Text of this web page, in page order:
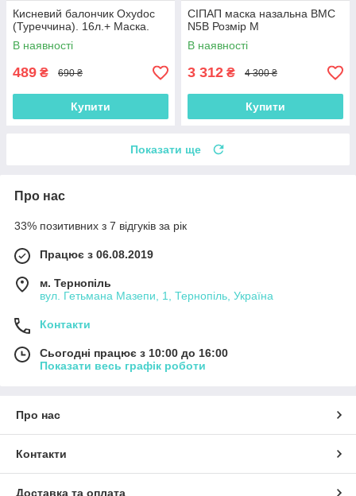
Кисневий балончик Oxydoc
(Туреччина). 16л.+ Маска.
В наявності
489 ₴ 690 ₴
Купити
СІПАП маска назальна BMC
N5B Розмір M
В наявності
3 312 ₴ 4 300 ₴
Купити
Показати ще
Про нас
33% позитивних з 7 відгуків за рік
Працює з 06.08.2019
м. Тернопіль
вул. Гетьмана Мазепи, 1, Тернопіль, Україна
Контакти
Сьогодні працює з 10:00 до 16:00
Показати весь графік роботи
Про нас
Контакти
Доставка та оплата